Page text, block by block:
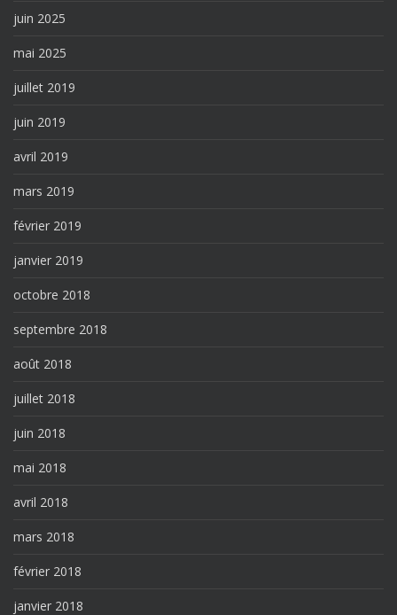
juin 2025
mai 2025
juillet 2019
juin 2019
avril 2019
mars 2019
février 2019
janvier 2019
octobre 2018
septembre 2018
août 2018
juillet 2018
juin 2018
mai 2018
avril 2018
mars 2018
février 2018
janvier 2018